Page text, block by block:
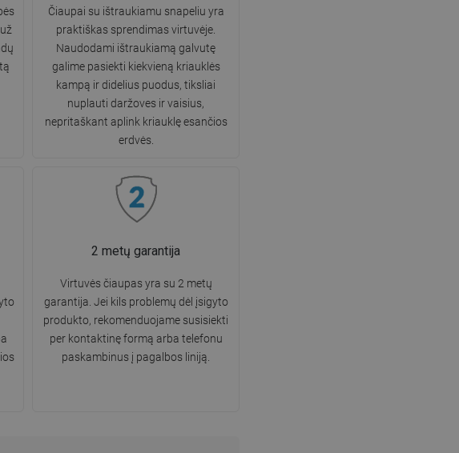
Čiaupai su ištraukiamu snapeliu yra
praktiškas sprendimas virtuvėje.
Naudodami ištraukiamą galvutę
galime pasiekti kiekvieną kriauklės
kampą ir didelius puodus, tiksliai
nuplauti daržoves ir vaisius,
nepritaškant aplink kriauklę esančios
erdvės.
2 metų garantija
Virtuvės čiaupas yra su 2 metų
garantija. Jei kils problemų dėl įsigyto
produkto, rekomenduojame susisiekti
per kontaktinę formą arba telefonu
paskambinus į pagalbos liniją.